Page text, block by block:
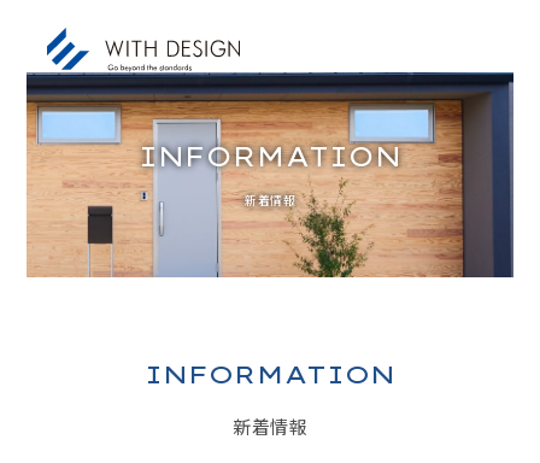
お知らせ / INFORMATION
人生設計 / LIFE PLAN
家づくりのコンセプト / CONCEPT
アフターサービス / AFTER SERVICE
INFORMATION
新着情報
INFORMATION
新着情報